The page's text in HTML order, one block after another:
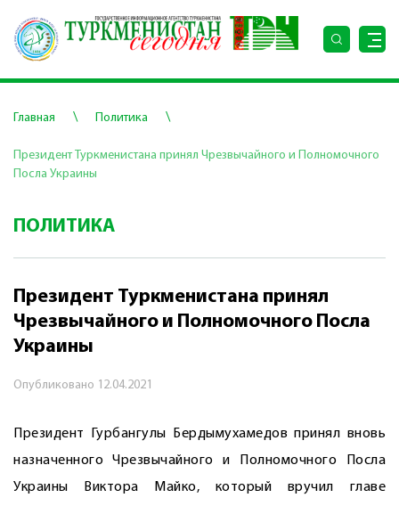
Главная \ Политика \
Президент Туркменистана принял Чрезвычайного и Полномочного
Посла Украины
ПОЛИТИКА
Президент Туркменистана принял
Чрезвычайного и Полномочного Посла
Украины
Опубликовано 12.04.2021
Президент Гурбангулы Бердымухамедов принял вновь
назначенного Чрезвычайного и Полномочного Посла
Украины Виктора Майко, который вручил главе